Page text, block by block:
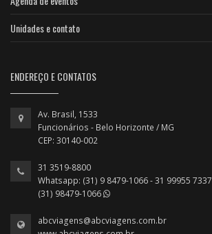
Unidades e contato
ENDEREÇO E CONTATOS
Av. Brasil, 1533
Funcionários - Belo Horizonte / MG
CEP: 30140-002
31 3519-8800
Whatsapp: (31) 9 8479-1066 - 31 99955 7337
(31) 98479-1066
abcviagens@abcviagens.com.br